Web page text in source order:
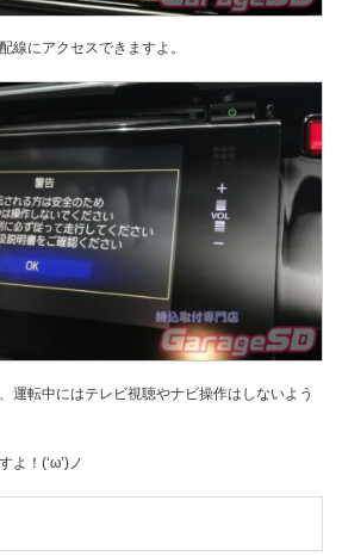
線にアクセスできますよ。
運転中にはテレビ視聴やナビ操作はしないよう
よ！(‘ω’)ノ